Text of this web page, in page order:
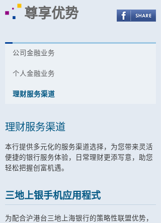
尊享优势
公司金融业​​务
个人金融业务
理财服务渠道
理财服务渠道
本行提供多元化的服务渠道选择，为您带来灵活
便捷的银行服务体验，日常理财更添写意，助您
轻松把握创富机遇。
三地上银手机应用程式
为配合沪港台三地上海银行的策略性联盟优势，